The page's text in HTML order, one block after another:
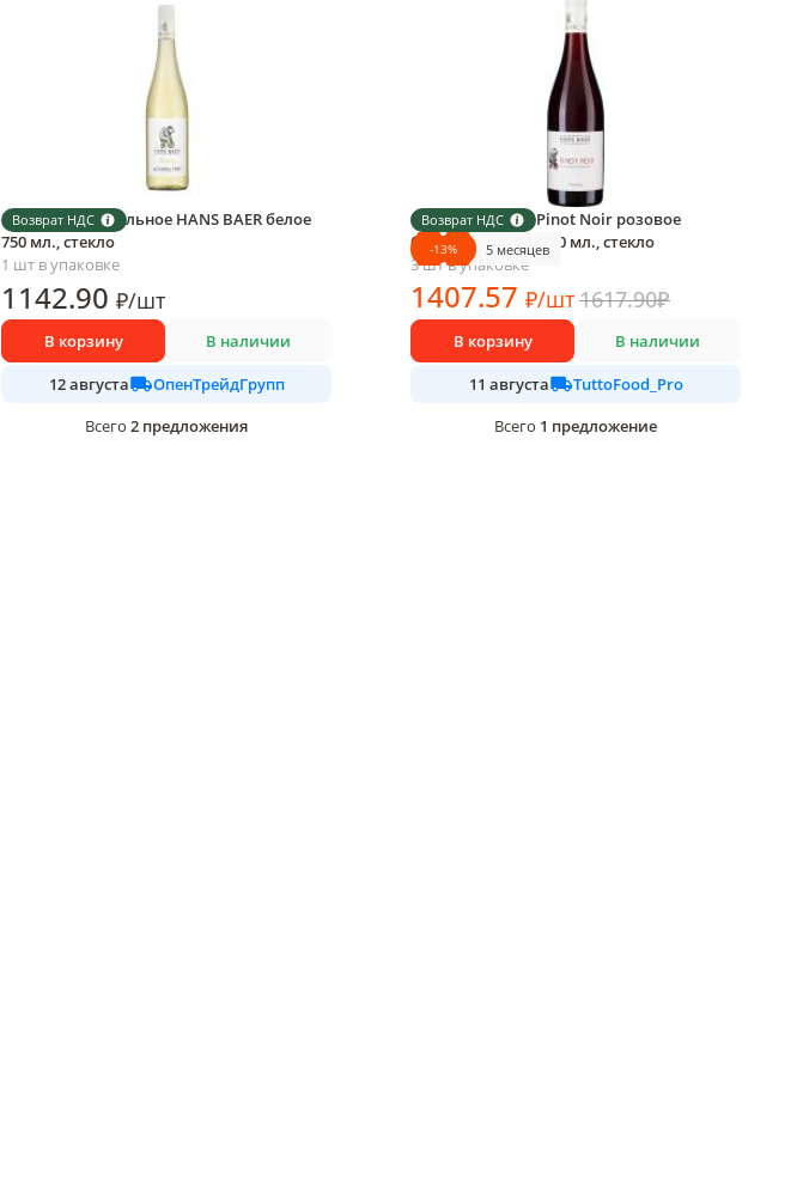
Возврат НДС
Вино безалкогольное HANS BAER белое
750 мл., стекло
1 шт в упаковке
1142.90 ₽/шт
В корзину В наличии
12 августа
ОпенТрейдГрупп
Всего 2 предложения
Возврат НДС
-13% 5 месяцев
Вино Hans Baer Pinot Noir розовое
безалкогольное 750 мл., стекло
3 шт в упаковке
1407.57 ₽/шт1617.90₽
В корзину В наличии
11 августа
TuttoFood_Pro
Всего 1 предложение